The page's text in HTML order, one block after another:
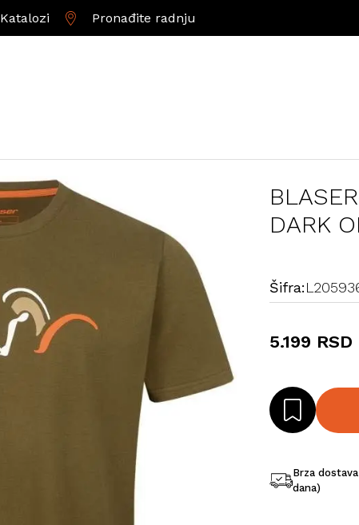
Katalozi Pronađite radnju
DARK
Šifra:
5.199 RSD
Brza
dana)